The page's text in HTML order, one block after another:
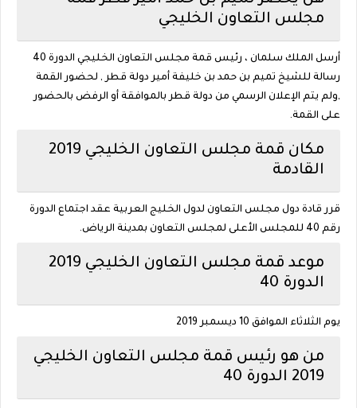
مجلس التعاون الخليجي
أرسل الملك سلمان ، رئيس قمة مجلس التعاون الخليجي الدورة 40
رسالة للشيخ تميم بن حمد بن خليفة أمير دولة قطر , لحضور القمة
,ولم يتم الإعلان الرسمي من دولة قطر بالموافقة أو الرفض بالحضور
على القمة.
مكان قمة مجلس التعاون الخليجي 2019
القادمة
قرر قادة دول مجلس التعاون لدول الخليج العربية عقد اجتماع الدورة
رقم 40 للمجلس الأعلى لمجلس التعاون بمدينة الرياض.
موعد قمة مجلس التعاون الخليجي 2019
الدورة 40
يوم الثلاثاء الموافق 10 ديسمبر 2019
من هو رئيس قمة مجلس التعاون الخليجي
2019 الدورة 40